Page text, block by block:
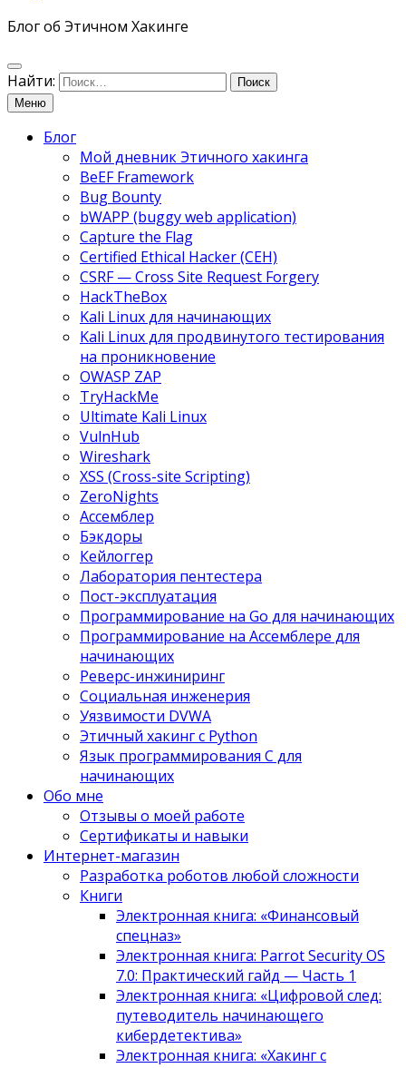
Блог об Этичном Хакинге
Найти:
Меню
Блог
Мой дневник Этичного хакинга
BeEF Framework
Bug Bounty
bWAPP (buggy web application)
Capture the Flag
Certified Ethical Hacker (CEH)
CSRF — Cross Site Request Forgery
HackTheBox
Kali Linux для начинающих
Kali Linux для продвинутого тестирования
на проникновение
OWASP ZAP
TryHackMe
Ultimate Kali Linux
VulnHub
Wireshark
XSS (Cross-site Scripting)
ZeroNights
Ассемблер
Бэкдоры
Кейлоггер
Лаборатория пентестера
Пост-эксплуатация
Программирование на Go для начинающих
Программирование на Ассемблере для
начинающих
Реверс-инжиниринг
Социальная инженерия
Уязвимости DVWA
Этичный хакинг с Python
Язык программирования С для
начинающих
Обо мне
Отзывы о моей работе
Сертификаты и навыки
Интернет-магазин
Разработка роботов любой сложности
Книги
Электронная книга: «Финансовый
спецназ»
Электронная книга: Parrot Security OS
7.0: Практический гайд — Часть 1
Электронная книга: «Цифровой след:
путеводитель начинающего
кибердетектива»
Электронная книга: «Хакинг с